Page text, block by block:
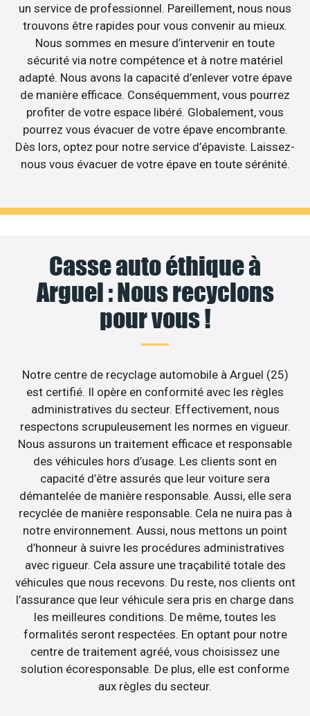
un service de professionnel. Pareillement, nous nous
trouvons être rapides pour vous convenir au mieux.
Nous sommes en mesure d’intervenir en toute
sécurité via notre compétence et à notre matériel
adapté. Nous avons la capacité d’enlever votre épave
de manière efficace. Conséquemment, vous pourrez
profiter de votre espace libéré. Globalement, vous
pourrez vous évacuer de votre épave encombrante.
Dès lors, optez pour notre service d’épaviste. Laissez-
nous vous évacuer de votre épave en toute sérénité.
Casse auto éthique à
Arguel : Nous recyclons
pour vous !
Notre centre de recyclage automobile à Arguel (25)
est certifié. Il opère en conformité avec les règles
administratives du secteur. Effectivement, nous
respectons scrupuleusement les normes en vigueur.
Nous assurons un traitement efficace et responsable
des véhicules hors d’usage. Les clients sont en
capacité d’être assurés que leur voiture sera
démantelée de manière responsable. Aussi, elle sera
recyclée de manière responsable. Cela ne nuira pas à
notre environnement. Aussi, nous mettons un point
d’honneur à suivre les procédures administratives
avec rigueur. Cela assure une traçabilité totale des
véhicules que nous recevons. Du reste, nos clients ont
l’assurance que leur véhicule sera pris en charge dans
les meilleures conditions. De même, toutes les
formalités seront respectées. En optant pour notre
centre de traitement agréé, vous choisissez une
solution écoresponsable. De plus, elle est conforme
aux règles du secteur.